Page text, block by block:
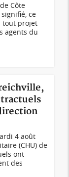
Côte
ce
tout projet
agents du
4 août
(CHU) de
ont
des